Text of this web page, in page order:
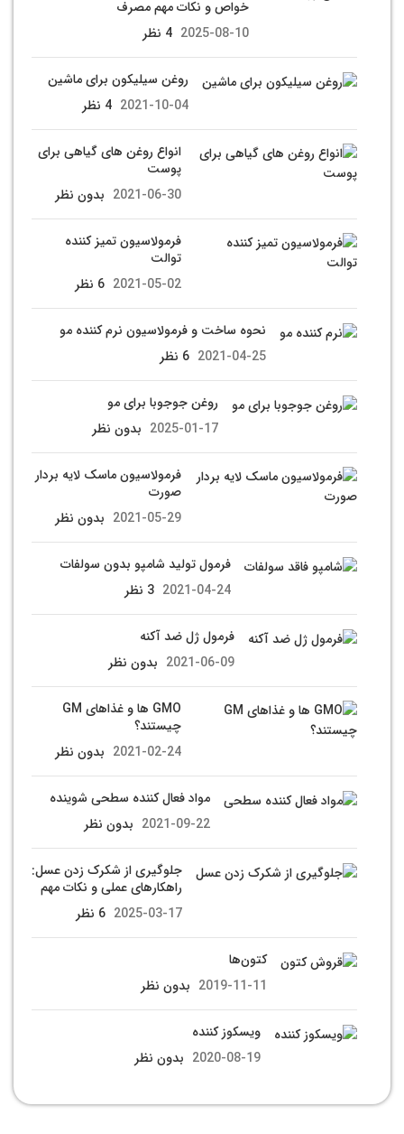
خواص و نکات مهم مصرف
2025-08-10 4 نظر
روغن سیلیکون برای ماشین
2021-10-04 4 نظر
انواع روغن های گیاهی برای
پوست
2021-06-30 بدون نظر
فرمولاسیون تمیز کننده
توالت
2021-05-02 6 نظر
نحوه ساخت و فرمولاسیون نرم کننده مو
2021-04-25 6 نظر
روغن جوجوبا برای مو
2025-01-17 بدون نظر
فرمولاسیون ماسک لایه بردار
صورت
2021-05-29 بدون نظر
فرمول تولید شامپو بدون سولفات
2021-04-24 3 نظر
فرمول ژل ضد آکنه
2021-06-09 بدون نظر
GMO ها و غذاهای GM
چیستند؟
2021-02-24 بدون نظر
مواد فعال کننده سطحی شوینده
2021-09-22 بدون نظر
جلوگیری از شکرک زدن عسل:
راهکارهای عملی و نکات مهم
2025-03-17 6 نظر
کتون‌ها
2019-11-11 بدون نظر
ویسکوز کننده
2020-08-19 بدون نظر